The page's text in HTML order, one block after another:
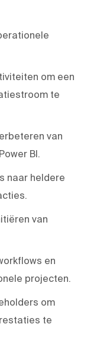
om een
te
van
BI.
naar heldere
van
en
projecten.
om
te